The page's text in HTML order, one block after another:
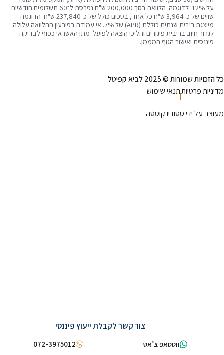
צור קשר לקבלת ייעוץ פיננסי
ווטסאפ צ’אט 072-3975012
על 12%. לדוגמה: הלוואה בסך 200,000 ש"ח נפרסת ל־60 תשלומים חודשיים
שווים של כ־3,964 ש"ח כל אחד, בסכום כולל של כ־237,840 ש"ח. הדוגמה
מייצגת ריבית שנתית כוללת (APR) של 7%. אי עמידה בפירעון ההלוואה עלולה
חיוב בריבית פיגורים והליכי הוצאה לפועל. מתן האשראי כפוף לבדיקה
ואישור הגוף המממן.
© 2025 לביא קפיטל
תנאי שימוש
ידי סטודיו קוסטה